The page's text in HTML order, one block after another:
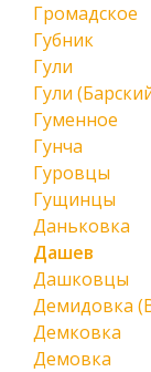
Громадское
Губник
Гули
Гули
Гуменное
Гунча
Гуровцы
Гущинцы
Даньковка
Дашев
Дашковцы
Демидовка
Демковка
Демовка